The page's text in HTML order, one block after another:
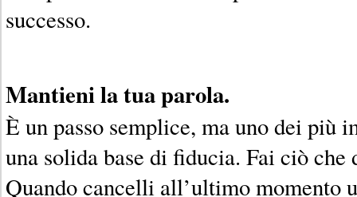
successo.
Mantieni la tua parola.
È un passo semplice, ma uno dei più
una solida base di fiducia. Fai ciò
Quando cancelli all’ultimo momento